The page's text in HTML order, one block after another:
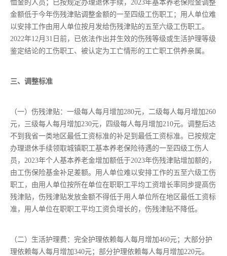
恤金的人员；已按规定办理退休手续，2023年基本养老保险金调整
金额低于今年伤残津贴调整金额的一至四级工伤职工；用人单位难
以安排工作由用人单位按月发给伤残津贴的五至六级工伤职工。
2022年12月31日前，已依法作出并生效的伤残等级或生活护理等级
鉴定结论的工伤职工、被认定为工亡情形的工亡职工供养亲属。
三、调整标准
（一）伤残津贴：一级每人每月增加280元，二级每人每月增加260
元，三级每人每月增加230元，四级每人每月增加210元。调整后达
不到我省一类地区最低工资标准的补足到最低工资标准。已按规定
办理退休手续领取城镇职工基本养老保险待遇的一至四级工伤人
员，2023年个人基本养老金增加额低于2023年伤残津贴增加额的，
由工伤保险基金补足差额。用人单位难以安排工作的五至六级工伤
职工，由用人单位按所在单位在职职工平均工资增长率同步提高伤
残津贴，伤残津贴发放金额不得低于用人单位所在地区最低工资标
准，用人单位在职职工平均工资负增长的，伤残津贴不降低。
（二）生活护理费：完全护理依赖每人每月增加460元；大部分护
理依赖每人每月增加340元；部分护理依赖每人每月增加220元。